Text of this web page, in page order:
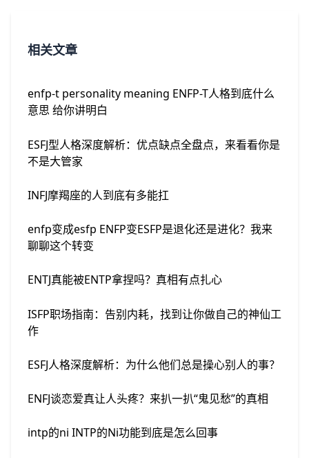
相关文章
enfp-t personality meaning ENFP-T人格到底什么
意思 给你讲明白
ESFJ型人格深度解析：优点缺点全盘点，来看看你是
不是大管家
INFJ摩羯座的人到底有多能扛
enfp变成esfp ENFP变ESFP是退化还是进化？我来
聊聊这个转变
ENTJ真能被ENTP拿捏吗？真相有点扎心
ISFP职场指南：告别内耗，找到让你做自己的神仙工
作
ESFJ人格深度解析：为什么他们总是操心别人的事？
ENFJ谈恋爱真让人头疼？来扒一扒“鬼见愁”的真相
intp的ni INTP的Ni功能到底是怎么回事